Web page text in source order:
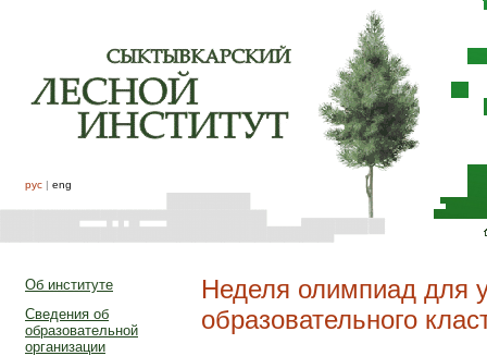
рус | eng
Об институте
Сведения об
образовательной
организации
Неделя олимпиад для
образовательного